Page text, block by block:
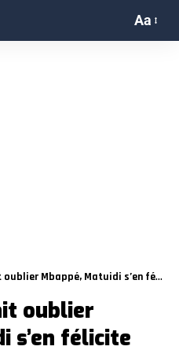
Aa
Mbappé, Matuidi s’en félicite
oublier
s’en félicite